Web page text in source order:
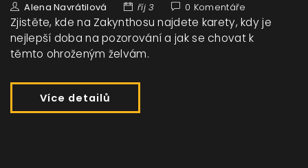
Alena Navrátilová říj 3 0 Komentáře
Zjistěte, kde na Zakynthosu najdete karety, kdy je
nejlepší doba na pozorování a jak se chovat k
těmto ohroženým želvám.
Více detailů